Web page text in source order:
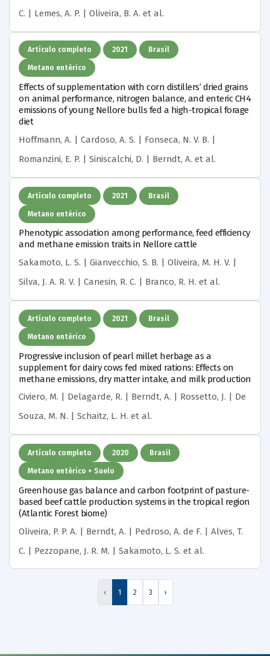
C. | Lemes, A. P. | Oliveira, B. A. et al.
Artículo completo 2021 Brasil
Metano entérico
Effects of supplementation with corn distillers’ dried grains
on animal performance, nitrogen balance, and enteric CH4
emissions of young Nellore bulls fed a high-tropical forage
diet
Hoffmann, A. | Cardoso, A. S. | Fonseca, N. V. B. |
Romanzini, E. P. | Siniscalchi, D. | Berndt, A. et al.
Artículo completo 2021 Brasil
Metano entérico
Phenotypic association among performance, feed efficiency
and methane emission traits in Nellore cattle
Sakamoto, L. S. | Gianvecchio, S. B. | Oliveira, M. H. V. |
Silva, J. A. R. V. | Canesin, R. C. | Branco, R. H. et al.
Artículo completo 2021 Brasil
Metano entérico
Progressive inclusion of pearl millet herbage as a
supplement for dairy cows fed mixed rations: Effects on
methane emissions, dry matter intake, and milk production
Civiero, M. | Delagarde, R. | Berndt, A. | Rossetto, J. | De
Souza, M. N. | Schaitz, L. H. et al.
Artículo completo 2020 Brasil
Metano entérico + Suelo
Greenhouse gas balance and carbon footprint of pasture-
based beef cattle production systems in the tropical region
(Atlantic Forest biome)
Oliveira, P. P. A. | Berndt, A. | Pedroso, A. de F. | Alves, T.
C. | Pezzopane, J. R. M. | Sakamoto, L. S. et al.
‹ 1 2 3 ›